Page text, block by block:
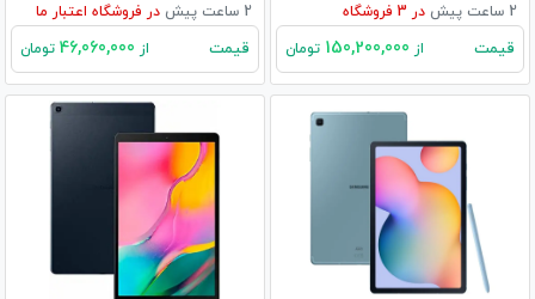
2 ساعت پیش در فروشگاه
قیمت از تومان
2 ساعت پیش در فروشگاه اعتبار ما
قیمت از تومان